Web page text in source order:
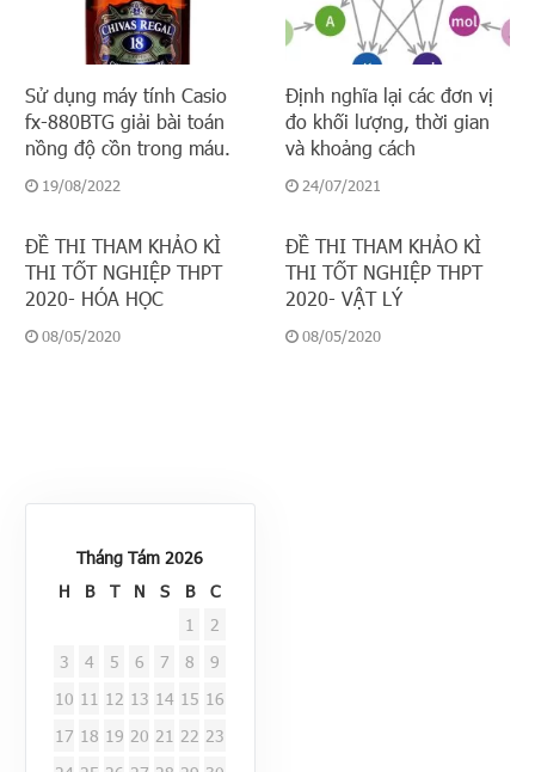
Sử dụng máy tính Casio
fx-880BTG giải bài toán
nồng độ cồn trong máu.
19/08/2022
Định nghĩa lại các đơn vị
đo khối lượng, thời gian
và khoảng cách
24/07/2021
ĐỀ THI THAM KHẢO KÌ
THI TỐT NGHIỆP THPT
2020- HÓA HỌC
08/05/2020
ĐỀ THI THAM KHẢO KÌ
THI TỐT NGHIỆP THPT
2020- VẬT LÝ
08/05/2020
Tháng Tám 2026
H
B T N S B
C
1
2
3
4 5 6 7 8
9
10 11 12 13 14 15 16
17 18 19 20 21 22 23